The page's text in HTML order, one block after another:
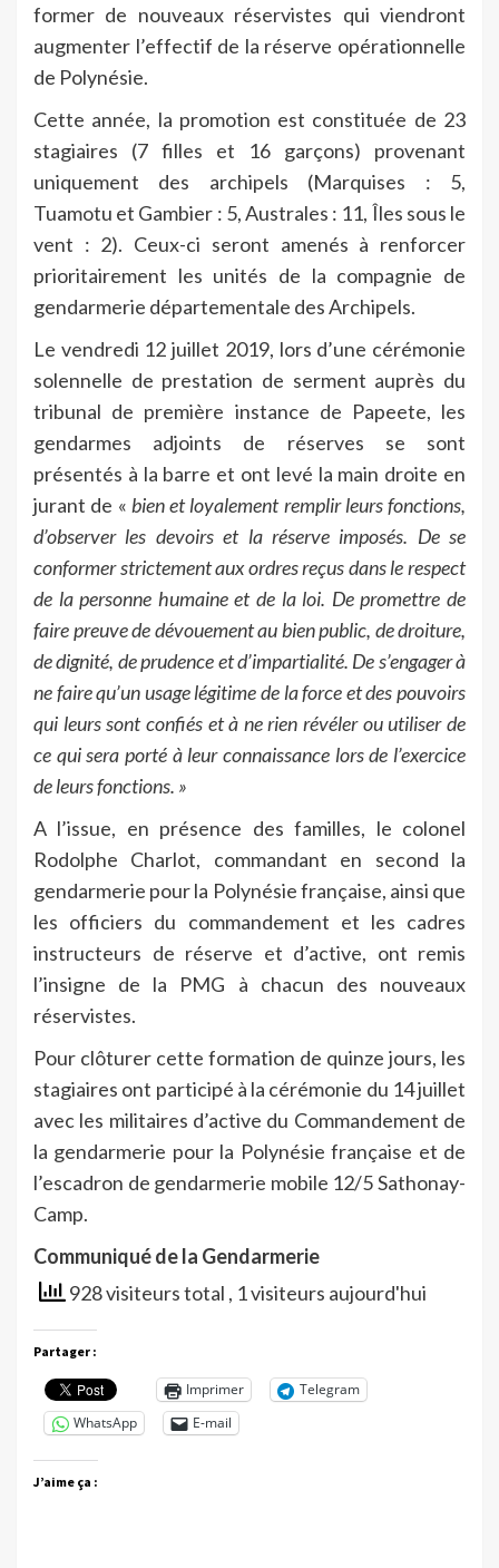
former de nouveaux réservistes qui viendront
augmenter l’effectif de la réserve opérationnelle
de Polynésie.
Cette année, la promotion est constituée de 23
stagiaires (7 filles et 16 garçons) provenant
uniquement des archipels (Marquises : 5,
Tuamotu et Gambier : 5, Australes : 11, Îles sous le
vent : 2). Ceux-ci seront amenés à renforcer
prioritairement les unités de la compagnie de
gendarmerie départementale des Archipels.
Le vendredi 12 juillet 2019, lors d’une cérémonie
solennelle de prestation de serment auprès du
tribunal de première instance de Papeete, les
gendarmes adjoints de réserves se sont
présentés à la barre et ont levé la main droite en
jurant de « bien et loyalement remplir leursfonctions,
d’observer les devoirs et la réserve imposés. De se
conformer strictement aux ordres reçus dans le respect
de la personne humaine et de la loi. De promettre de
faire preuve de dévouement au bien public, de droiture,
de dignité, de prudence et d’impartialité. De s’engager à
ne faire qu’un usage légitime de la force et des pouvoirs
qui leurssont confiés et à ne rien révéler ou utiliser de
ce qui sera porté à leurconnaissance lors de l’exercice
deleursfonctions. »
A l’issue, en présence des familles, le colonel
Rodolphe Charlot, commandant en second la
gendarmerie pour la Polynésie française, ainsi que
les officiers du commandement et les cadres
instructeurs de réserve et d’active, ont remis
l’insigne de la PMG à chacun des nouveaux
réservistes.
Pour clôturer cette formation de quinze jours, les
stagiaires ont participé à la cérémonie du 14 juillet
avec les militaires d’active du Commandement de
la gendarmerie pour la Polynésie française et de
l’escadron de gendarmerie mobile 12/5 Sathonay-
Camp.
Communiqué de la Gendarmerie
928 visiteurs total , 1 visiteurs aujourd'hui
Partager :
Imprimer
Telegram
WhatsApp
E-mail
J’aime ça :